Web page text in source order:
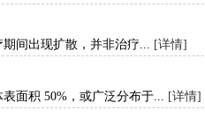
间出现扩散，并非治疗... [详情]
面积 50%，或广泛分布于... [详情]